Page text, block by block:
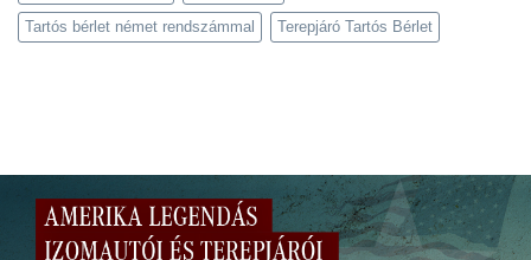
Tartós bérlet német rendszámmal Terepjáró Tartós Bérlet